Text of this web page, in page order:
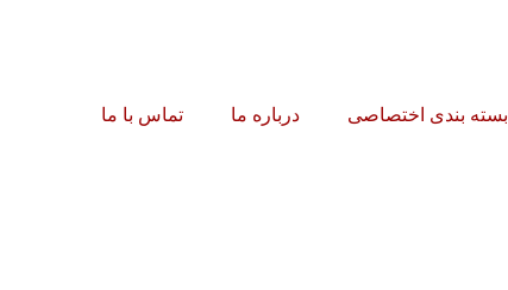
بسته بندی اختصاصی درباره ما تماس با ما